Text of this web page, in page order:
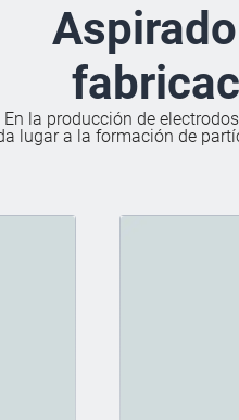
En la producción de
lugar a la formación de